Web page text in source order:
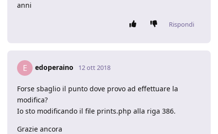
anni
Rispondi
E edoperaino 12 ott 2018
Forse sbaglio il punto dove provo ad effettuare la
modifica?
Io sto modificando il file prints.php alla riga 386.
Grazie ancora